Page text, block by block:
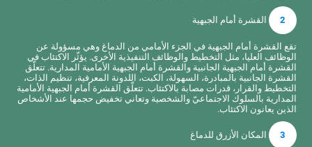
2 القشرة أمام الجبهية
تقع القشرة أمام الجبهية في الجزء الأمامي من الدماغ وهي مسؤولة عن
الوظائف العليا، مثل التخطيط والوظائف التنفيذية الأخرى. يؤثّر الاكتئاب في
القشرة أمام الجبهية الجانبية والقشرة أمام الجبهية الأمامية المدارية. تتعلّق
القشرة الجانبية بالمبادرة، السهولة، الكبت، اللدونة المعرفية، تنظيم الذات،
التخطيط والقرار، قدرات مصابة بالاكتئاب. تتعلّق القشرة أمام الجبهية الأمامية
المدارية بالسلوك الاجتماعيّ والشخصية وتعاني تخفيض حجمها عند الأشخاص
الذين يعانون الاكتئاب.
3 المكان الأزرق للدماغ